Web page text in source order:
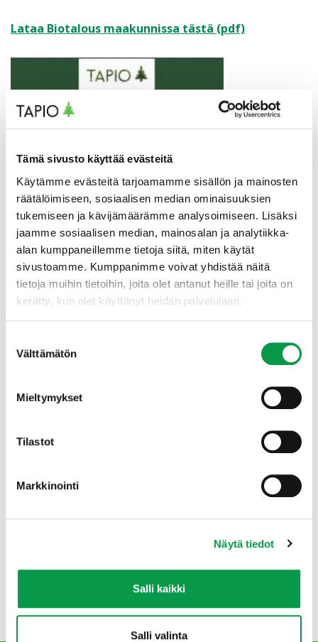
Tämä sivusto käyttää evästeitä
Käytämme evästeitä tarjoamamme sisällön ja mainosten
räätälöimiseen, sosiaalisen median ominaisuuksien
tukemiseen ja kävijämäärämme analysoimiseen. Lisäksi
jaamme sosiaalisen median, mainosalan ja analytiikka-
alan kumppaneillemme tietoja siitä, miten käytät
sivustoamme. Kumppanimme voivat yhdistää näitä
tietoja muihin tietoihin, joita olet antanut heille tai joita on
kerätty, kun olet käyttänyt heidän palvelujaan.
valinta
Välttämätön
Mieltymykset
Tilastot
Markkinointi
Näytä tiedot
Salli kaikki
Salli valinta
Lataa Biotalous maakunnissa tästä (pdf)
Biotalous maakunnissa
Lehtoviita, J. 2016. Biotalous maakunnissa.
ISSN 2342-804X (pdf)
ISBN 978-952-5632-36-1